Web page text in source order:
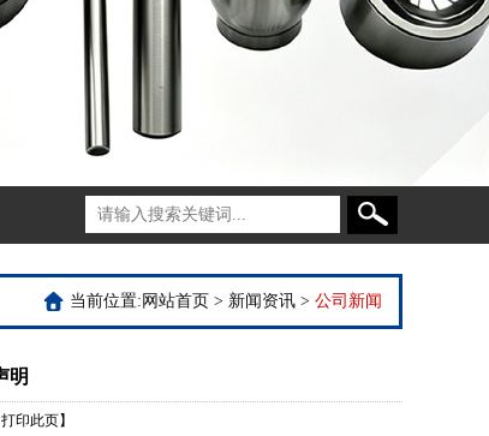
当前位置: 网站首页 > 新闻资讯 > 公司新闻
明
打印此页】